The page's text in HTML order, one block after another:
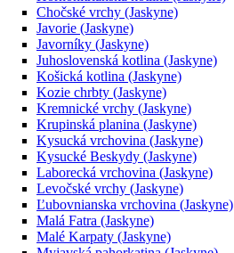
Chočské vrchy (Jaskyne)
Javorie (Jaskyne)
Javorníky (Jaskyne)
Juhoslovenská kotlina (Jaskyne)
Košická kotlina (Jaskyne)
Kozie chrbty (Jaskyne)
Kremnické vrchy (Jaskyne)
Krupinská planina (Jaskyne)
Kysucká vrchovina (Jaskyne)
Kysucké Beskydy (Jaskyne)
Laborecká vrchovina (Jaskyne)
Levočské vrchy (Jaskyne)
Ľubovnianska vrchovina (Jaskyne)
Malá Fatra (Jaskyne)
Malé Karpaty (Jaskyne)